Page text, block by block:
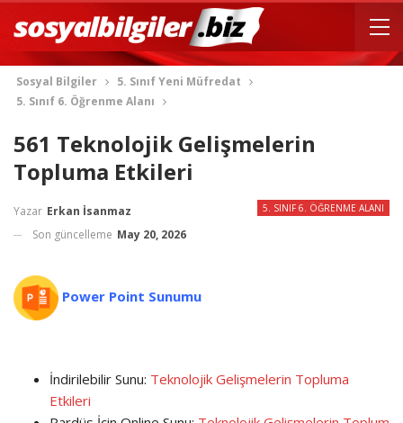
Sosyal Bilgiler
5. Sınıf Yeni Müfredat
5. Sınıf 6. Öğrenme Alanı
561 Teknolojik Gelişmelerin
Topluma Etkileri
5. SINIF 6. ÖĞRENME ALANI
Yazar Erkan İsanmaz
Son güncelleme May 20, 2026
Power Point Sunumu
İndirilebilir Sunu: Teknolojik Gelişmelerin Topluma
Etkileri